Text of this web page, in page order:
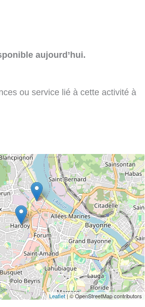
aujourd’hui.
ou service lié à cette activité à
Leaflet| © OpenStreetMap contributors